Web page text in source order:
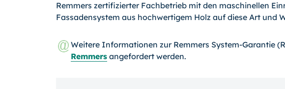
Remmers zertifizierter Fachbetrieb mit den maschinellen
Fassadensystem aus hochwertigem Holz auf diese Art und
Weitere Informationen zur Remmers System-Garantie
Remmers angefordert werden.